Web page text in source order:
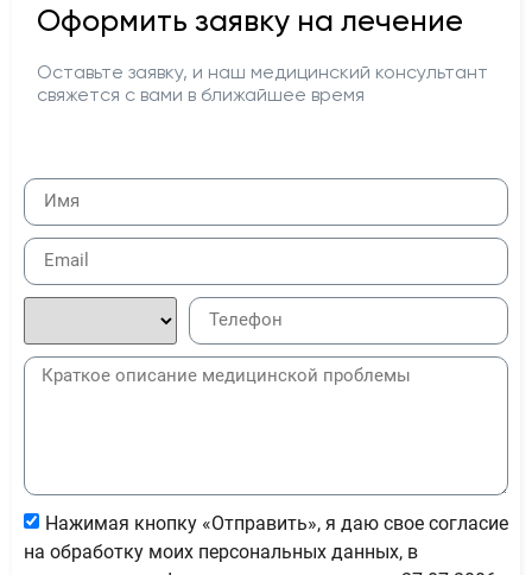
Оформить заявку на лечение
Оставьте заявку, и наш медицинский консультант
свяжется с вами в ближайшее время
Нажимая кнопку «Отправить», я даю свое согласие
на обработку моих персональных данных, в